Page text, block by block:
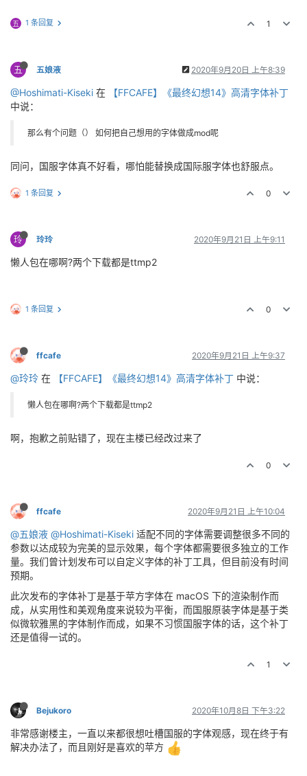
五 1 条回复 1
五 五娘液 2020年9月20日 上午8:39
@Hoshimati-Kiseki 在
【FFCAFE】《最终幻想14》高清字体补丁
中说：
那么有个问题（） 如何把自己想用的字体做成mod呢
同问，国服字体真不好看，哪怕能替换成国际服字体也舒服点。
1 条回复 0
玲 玲玲 2020年9月21日 上午9:11
懒人包在哪啊?两个下载都是ttmp2
1 条回复 0
ffcafe 2020年9月21日 上午9:37
@玲玲 在 【FFCAFE】《最终幻想14》高清字体补丁 中说：
懒人包在哪啊?两个下载都是ttmp2
啊，抱歉之前贴错了，现在主楼已经改过来了
0
ffcafe 2020年9月21日 上午10:04
@五娘液 @Hoshimati-Kiseki 适配不同的字体需要调整很多不同的
参数以达成较为完美的显示效果，每个字体都需要很多独立的工作
量。我们曾计划发布可以自定义字体的补丁工具，但目前没有时间
预期。
此次发布的字体补丁是基于苹方字体在 macOS 下的渲染制作而
成，从实用性和美观角度来说较为平衡，而国服原装字体是基于类
似微软雅黑的字体制作而成，如果不习惯国服字体的话，这个补丁
还是值得一试的。
1
Bejukoro 2020年10月8日 下午3:22
非常感谢楼主，一直以来都很想吐槽国服的字体观感，现在终于有
解决办法了，而且刚好是喜欢的苹方